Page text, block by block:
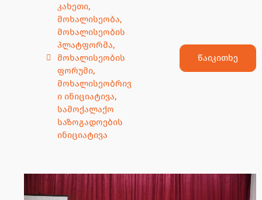
კახეთი,
მოხალისეობა,
მოხალისეობის
პლატფორმა,
მოხალისეობის
ფორუმი,
მოხალისეობრივ
ი ინიციატივა,
სამოქალაქო
საზოგადოების
ინიციატივა
წაიკითხე